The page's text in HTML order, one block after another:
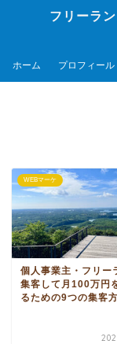
フリーラ
ホーム プロフィール
WEBマーケ
個人事業主・フリー
集客して月100万円
るための9つの集客